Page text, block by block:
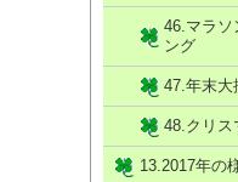
46.マラソ
ング
47.年末大
48.クリス
13.2017年の